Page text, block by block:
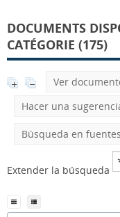
DOCUMENTS
CATÉGORIE (175)
Ver
Hacer una
Búsqueda en
Extender la búsqueda